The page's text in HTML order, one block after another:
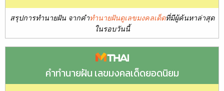
สรุปการทำนายฝัน จากคำทำนายฝันดูเลขมงคลเด็ดที่มีผู้ค้นหาล่าสุด
ในรอบวันนี้
คำทำนายฝัน เลขมงคลเด็ดยอดนิยม